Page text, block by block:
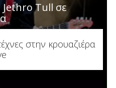
Jethro Tull σε
στην κρουαζιέρα